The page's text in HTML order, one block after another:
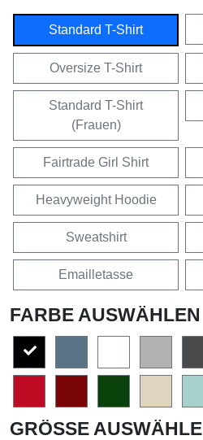
Standard T-Shirt
Oversize T-Shirt
Standard T-Shirt
(Frauen)
Fairtrade Girl Shirt
Heavyweight Hoodie
Sweatshirt
Emailletasse
FARBE AUSWÄHLEN
GRÖSSE AUSWÄHLEN